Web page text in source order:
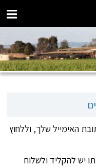
האימייל שלך, וללחוץ
יש להקליד ולשלוח